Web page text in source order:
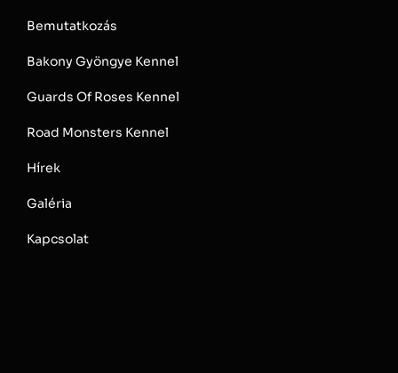
Bemutatkozás
Bakony Gyöngye Kennel
Guards Of Roses Kennel
Road Monsters Kennel
Hírek
Galéria
Kapcsolat